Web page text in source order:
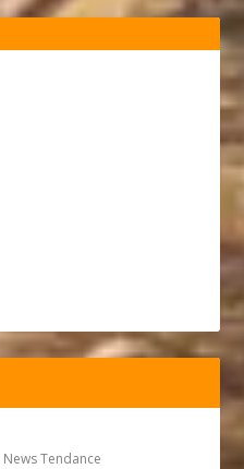
News Tendance